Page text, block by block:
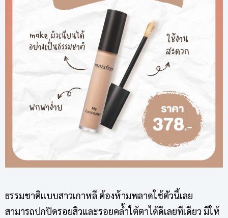
ธรรมชาติแบบสาวเกาหลี ต้องห้ามพลาดใช้ตัวนี้เลย
สามารถปกปิดรอยสิวและรอยคล้ำใต้ตาได้ดีเลยทีเดียว มีให้